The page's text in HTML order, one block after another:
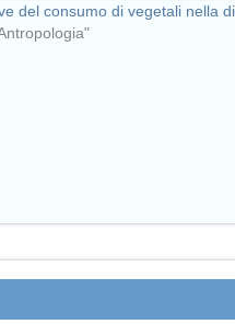
del consumo di vegetali nella